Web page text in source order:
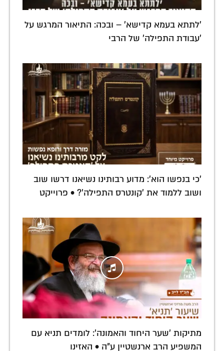
'לתתא בעמא קדישא' – ובכה: התיאור המרגש על
'עבודת התפילה' של הרבי
'כי בנפשו הוא': מדוע רבותינו נשיאנו דרשו שוב
ושוב ללמוד את 'קונטרס התפילה'? • פרוייקט
מתיקות 'שער היחוד והאמונה': לומדים תניא עם
המשפיע הרב ארנשטיין ע"ה • האזינו